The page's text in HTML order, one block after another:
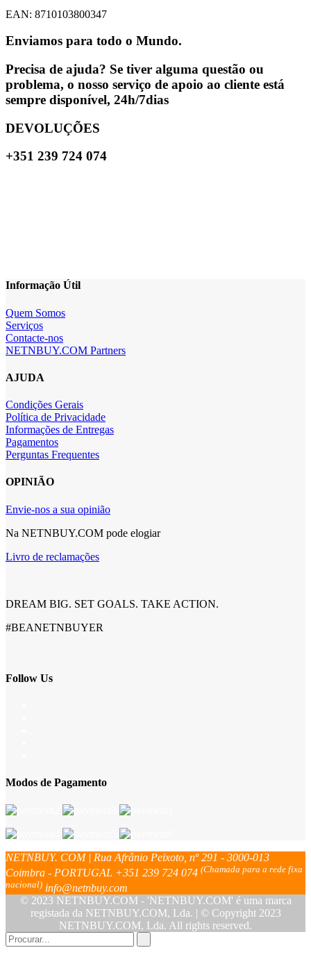
EAN: 8710103800347
Enviamos para todo o Mundo.
Precisa de ajuda? Se tiver alguma questão ou
problema, o nosso serviço de apoio ao cliente está
sempre disponível, 24h/7dias
DEVOLUÇÕES
+351 239 724 074
Informação Útil
Quem Somos
Serviços
Contacte-nos
NETNBUY.COM Partners
AJUDA
Condições Gerais
Política de Privacidade
Informações de Entregas
Pagamentos
Perguntas Frequentes
OPINIÃO
Envie-nos a sua opinião
Na NETNBUY.COM pode elogiar
Livro de reclamações
DREAM BIG. SET GOALS. TAKE ACTION.
#BEANETNBUYER
Follow Us
Modos de Pagamento
NETNBUY. COM | Rua Afrânio Peixoto, nº 291 - 3000-013
Coimbra - PORTUGAL +351 239 724 074 (Chamada para a rede fixa
nacional) info@netnbuy.com
© 2023 NETNBUY.COM - 'NETNBUY.COM' é uma marca
registada da NETNBUY.COM, Lda. | © Copyright 2023
NETNBUY.COM, Lda. All rights reserved.